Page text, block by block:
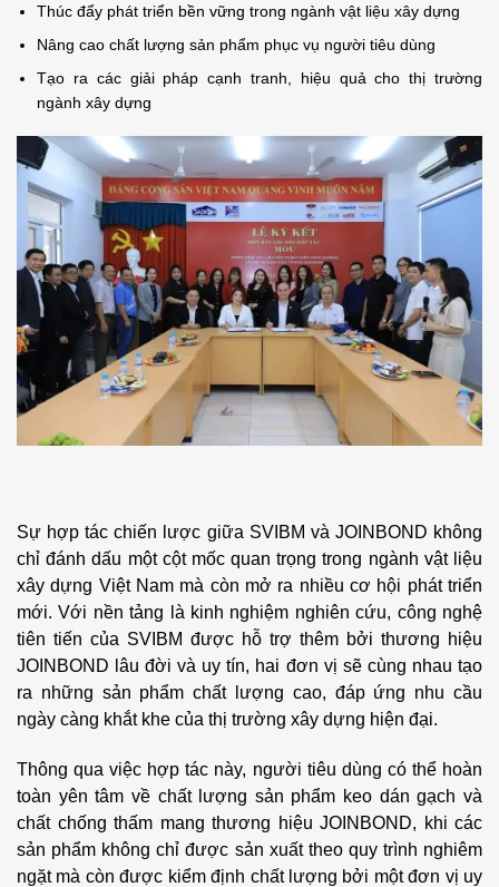
Thúc đẩy phát triển bền vững trong ngành vật liệu xây dựng
Nâng cao chất lượng sản phẩm phục vụ người tiêu dùng
Tạo ra các giải pháp cạnh tranh, hiệu quả cho thị trường
ngành xây dựng
Sự hợp tác chiến lược giữa SVIBM và JOINBOND không
chỉ đánh dấu một cột mốc quan trọng trong ngành vật liệu
xây dựng Việt Nam mà còn mở ra nhiều cơ hội phát triển
mới. Với nền tảng là kinh nghiệm nghiên cứu, công nghệ
tiên tiến của SVIBM được hỗ trợ thêm bởi thương hiệu
JOINBOND lâu đời và uy tín, hai đơn vị sẽ cùng nhau tạo
ra những sản phẩm chất lượng cao, đáp ứng nhu cầu
ngày càng khắt khe của thị trường xây dựng hiện đại.
Thông qua việc hợp tác này, người tiêu dùng có thể hoàn
toàn yên tâm về chất lượng sản phẩm keo dán gạch và
chất chống thấm mang thương hiệu JOINBOND, khi các
sản phẩm không chỉ được sản xuất theo quy trình nghiêm
ngặt mà còn được kiểm định chất lượng bởi một đơn vị uy